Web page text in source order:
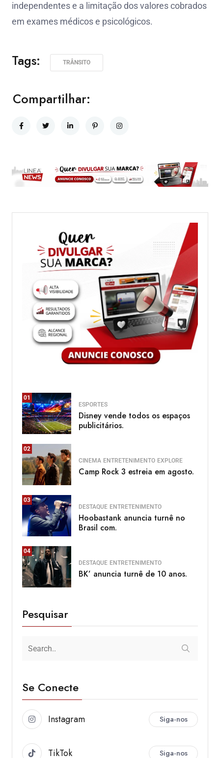
independentes e a limitação dos valores cobrados
em exames médicos e psicológicos.
Tags: TRÂNSITO
Compartilhar:
01
ESPORTES
Disney vende todos os espaços
publicitários.
02
CINEMA ENTRETENIMENTO EXPLORE
Camp Rock 3 estreia em agosto.
03
DESTAQUE ENTRETENIMENTO
Hoobastank anuncia turnê no
Brasil com.
04
DESTAQUE ENTRETENIMENTO
BK’ anuncia turnê de 10 anos.
Pesquisar
Se Conecte
Instagram Siga-nos
TikTok Siga-nos